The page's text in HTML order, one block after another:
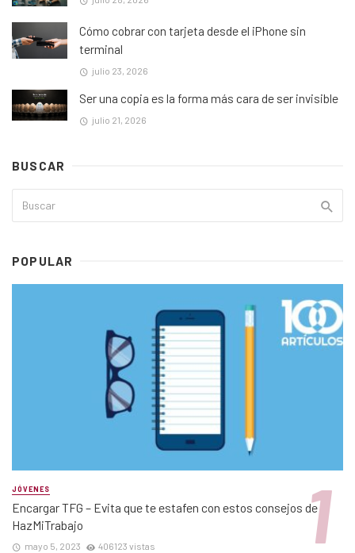
Cómo cobrar con tarjeta desde el iPhone sin
terminal
julio 23, 2026
Ser una copia es la forma más cara de ser invisible
julio 21, 2026
BUSCAR
POPULAR
JÓVENES
Encargar TFG – Evita que te estafen con estos consejos de
HazMiTrabajo
mayo 5, 2023 406123 vistas